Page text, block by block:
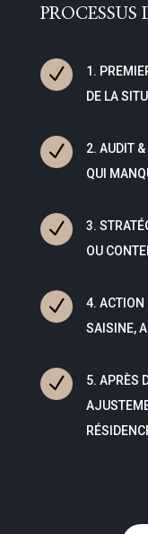
N
1.
DE LA
N
2. AUDIT &
QUI
N
3.
OU
N
4. ACTION
SAISINE,
N
5. APRÈS